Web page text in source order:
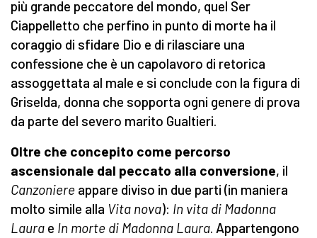
più grande peccatore del mondo, quel Ser
Ciappelletto che perfino in punto di morte ha il
coraggio di sfidare Dio e di rilasciare una
confessione che è un capolavoro di retorica
assoggettata al male e si conclude con la figura di
Griselda, donna che sopporta ogni genere di prova
da parte del severo marito Gualtieri.
Oltre che concepito come percorso
ascensionale dal peccato alla conversione, il
Canzoniere appare diviso in due parti (in maniera
molto simile alla Vita nova): In vita di Madonna
Laura e In morte di Madonna Laura. Appartengono